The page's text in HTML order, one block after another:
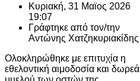
Κυριακή, 31 Μαϊος 2026
19:07
Γράφτηκε από τον/την
Αντώνης Χατζηκυριακίδης
Ολοκληρώθηκε με επιτυχία η
εθελοντική αιμοδοσία και δωρεά